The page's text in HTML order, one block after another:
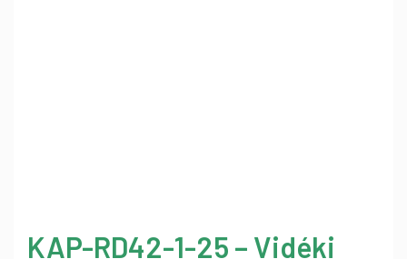
KAP-RD42-1-25 – Vidéki